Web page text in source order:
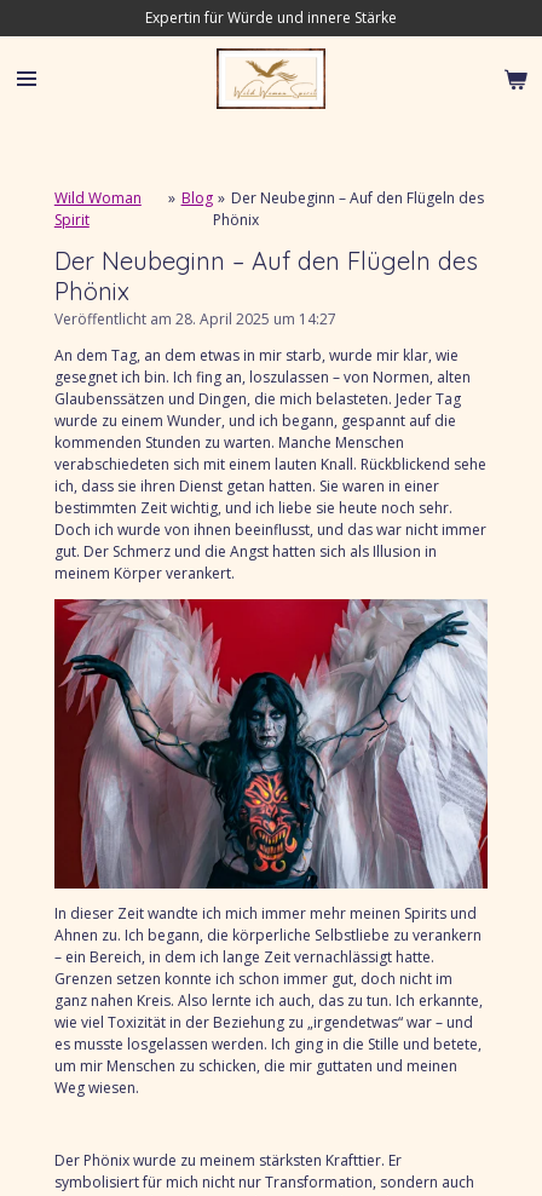
Expertin für Würde und innere Stärke
Wild Woman
Spirit
» Blog » Der Neubeginn – Auf den Flügeln des
Phönix
Der Neubeginn – Auf den Flügeln des
Phönix
Veröffentlicht am 28. April 2025 um 14:27
An dem Tag, an dem etwas in mir starb, wurde mir klar, wie
gesegnet ich bin. Ich fing an, loszulassen – von Normen, alten
Glaubenssätzen und Dingen, die mich belasteten. Jeder Tag
wurde zu einem Wunder, und ich begann, gespannt auf die
kommenden Stunden zu warten. Manche Menschen
verabschiedeten sich mit einem lauten Knall. Rückblickend sehe
ich, dass sie ihren Dienst getan hatten. Sie waren in einer
bestimmten Zeit wichtig, und ich liebe sie heute noch sehr.
Doch ich wurde von ihnen beeinflusst, und das war nicht immer
gut. Der Schmerz und die Angst hatten sich als Illusion in
meinem Körper verankert.
In dieser Zeit wandte ich mich immer mehr meinen Spirits und
Ahnen zu. Ich begann, die körperliche Selbstliebe zu verankern
– ein Bereich, in dem ich lange Zeit vernachlässigt hatte.
Grenzen setzen konnte ich schon immer gut, doch nicht im
ganz nahen Kreis. Also lernte ich auch, das zu tun. Ich erkannte,
wie viel Toxizität in der Beziehung zu „irgendetwas“ war – und
es musste losgelassen werden. Ich ging in die Stille und betete,
um mir Menschen zu schicken, die mir guttaten und meinen
Weg wiesen.
Der Phönix wurde zu meinem stärksten Krafttier. Er
symbolisiert für mich nicht nur Transformation, sondern auch